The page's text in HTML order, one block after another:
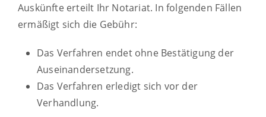
Auskünfte erteilt Ihr Notariat. In folgenden Fällen
ermäßigt sich die Gebühr:
Das Verfahren endet ohne Bestätigung der
Auseinandersetzung.
Das Verfahren erledigt sich vor der
Verhandlung.